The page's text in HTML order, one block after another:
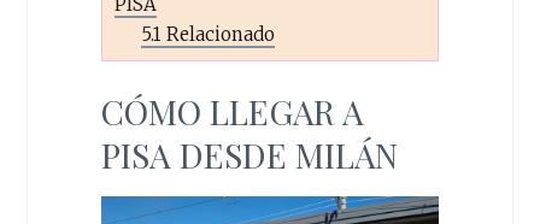
5.1 Relacionado
CÓMO LLEGAR A
PISA DESDE MILÁN